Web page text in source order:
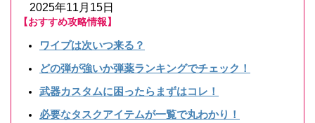
2025年11月15日
【おすすめ攻略情報】
ワイプは次いつ来る？
どの弾が強いか弾薬ランキングでチェック！
武器カスタムに困ったらまずはコレ！
必要なタスクアイテムが一覧で丸わかり！